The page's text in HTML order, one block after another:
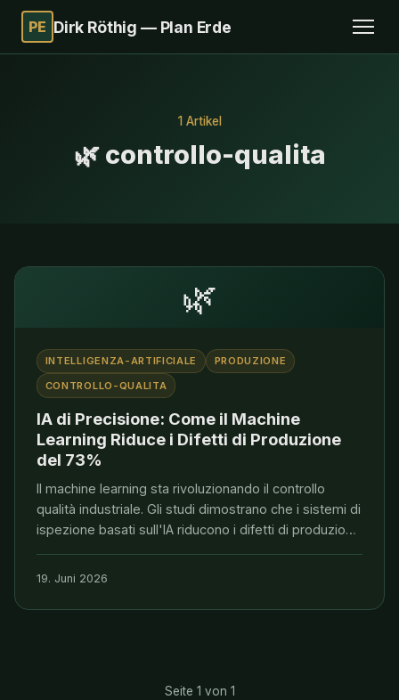
PE Dirk Röthig — Plan Erde
1 Artikel
🌿 controllo-qualita
🌿
INTELLIGENZA-ARTIFICIALE
PRODUZIONE
CONTROLLO-QUALITA
IA di Precisione: Come il Machine
Learning Riduce i Difetti di Produzione
del 73%
Il machine learning sta rivoluzionando il controllo
qualità industriale. Gli studi dimostrano che i sistemi di
ispezione basati sull'IA riducono i difetti di produzione
19. Juni 2026
Seite 1 von 1